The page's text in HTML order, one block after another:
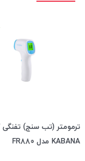
ترمومتر (تب سنج) تفنگی
KABANA مدل FR880